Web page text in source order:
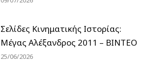
Σελίδες Κινηματικής Ιστορίας:
Μέγας Αλέξανδρος 2011 – ΒΙΝΤΕΟ
25/06/2026